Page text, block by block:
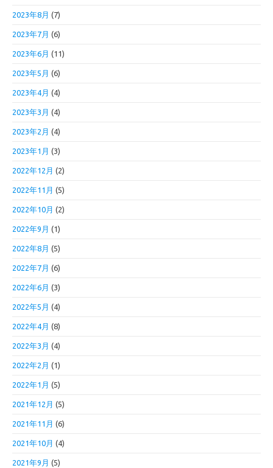
2023年8月 (7)
2023年7月 (6)
2023年6月 (11)
2023年5月 (6)
2023年4月 (4)
2023年3月 (4)
2023年2月 (4)
2023年1月 (3)
2022年12月 (2)
2022年11月 (5)
2022年10月 (2)
2022年9月 (1)
2022年8月 (5)
2022年7月 (6)
2022年6月 (3)
2022年5月 (4)
2022年4月 (8)
2022年3月 (4)
2022年2月 (1)
2022年1月 (5)
2021年12月 (5)
2021年11月 (6)
2021年10月 (4)
2021年9月 (5)